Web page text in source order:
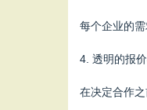
每个企业的
4. 透明的报
在决定合作